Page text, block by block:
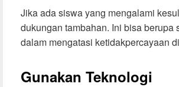
Jika ada siswa yang mengalami
dukungan tambahan. Ini bisa
dalam mengatasi ketidakpercayaan
Gunakan Teknologi